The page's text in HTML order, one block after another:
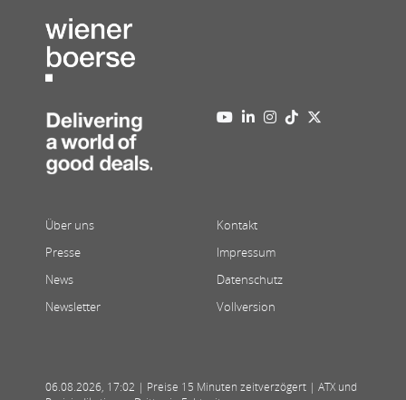
Über uns
Presse
News
Newsletter
Kontakt
Impressum
Datenschutz
Vollversion
06.08.2026, 17:02 | Preise 15 Minuten zeitverzögert | ATX und